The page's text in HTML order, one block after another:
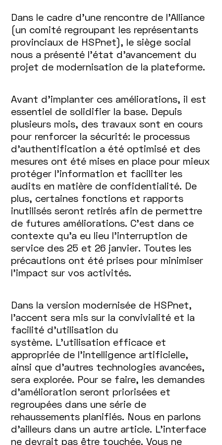
Dans le cadre d’une rencontre de l’Alliance
(un comité regroupant les représentants
provinciaux de HSPnet), le siège social
nous a présenté l’état d’avancement du
projet de modernisation de la plateforme.
Avant d’implanter ces améliorations, il est
essentiel de solidifier la base. Depuis
plusieurs mois, des travaux sont en cours
pour renforcer la sécurité: le processus
d’authentification a été optimisé et des
mesures ont été mises en place pour mieux
protéger l’information et faciliter les
audits en matière de confidentialité. De
plus, certaines fonctions et rapports
inutilisés seront retirés afin de permettre
de futures améliorations. C’est dans ce
contexte qu’a eu lieu l’interruption de
service des 25 et 26 janvier. Toutes les
précautions ont été prises pour minimiser
l’impact sur vos activités.
Dans la version modernisée de HSPnet,
l’accent sera mis sur la convivialité et la
facilité d’utilisation du
système. L'utilisation efficace et
appropriée de l’intelligence artificielle,
ainsi que d’autres technologies avancées,
sera explorée. Pour se faire, les demandes
d’amélioration seront priorisées et
regroupées dans une série de
rehaussements planifiés. Nous en parlons
d’ailleurs dans un autre article. L'interface
ne devrait pas être touchée. Vous ne